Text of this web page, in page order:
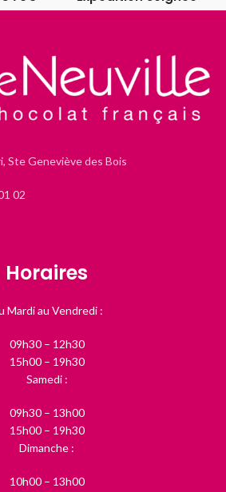
Ste Geneviève des Bois
02
Horaires
Mardi au Vendredi :
09h30 – 12h30
15h00 – 19h30
Samedi :
09h30 – 13h00
15h00 – 19h30
Dimanche :
10h00 – 13h00